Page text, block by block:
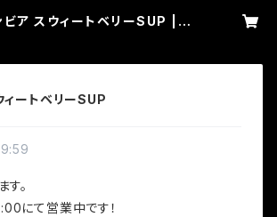
ビア スウィートベリーSUP | Y
ィートベリーSUP
す。
にて営業中です！